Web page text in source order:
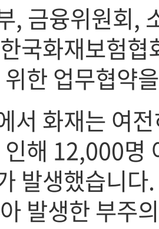
, 금융위원회,
국화재보험
한 업무협약
서 화재는 여
해 12,000명
발생했습니
발생한 부주